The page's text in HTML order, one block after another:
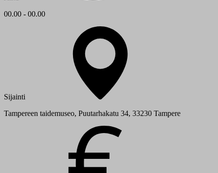
00.00 - 00.00
Sijainti
Tampereen taidemuseo, Puutarhakatu 34, 33230 Tampere